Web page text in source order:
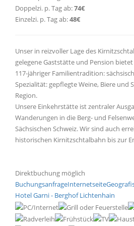
Doppelzi. p. Tag ab:74€
Einzelzi. p. Tag ab:48€
Unser in reizvoller Lage des
gelegene Gaststätte und Pension
117-jähriger Familientradition:
Spezialität: gepflegte Weine, Biere und
Region.
Unsere Einkehrstätte ist zentraler
Wanderungen in die Berg- und
Sächsischen Schweiz. Wir sind auch
historischen Kirnitzschtalbahn bis zur
Direktbuchung möglich
BuchungsanfrageInternetseite
Hotel Garni - Berghof Lichtenhain